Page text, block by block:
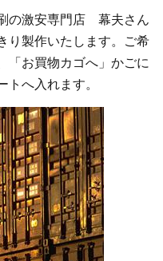
の激安専門店 幕夫さん
り製作いたします。ご希
「お買物カゴへ」かごに
トへ入れます。